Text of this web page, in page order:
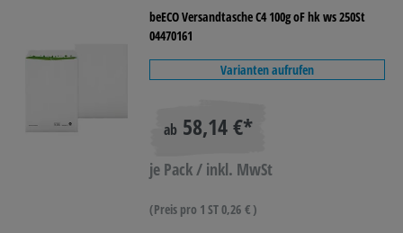
beECO Versandtasche C4 100g oF hk ws 250St
04470161
Varianten aufrufen
ab 58,14 €*
je Pack / inkl. MwSt
(Preis pro 1 ST 0,26 € )